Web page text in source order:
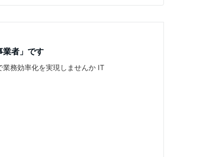
業者」です
務効率化を実現しませんか IT